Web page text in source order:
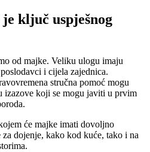
ključ uspješnog
od majke. Veliku ulogu imaju
i cijela zajednica.
stručna pomoć mogu
izazove koji se mogu javiti u prvim
će majke imati dovoljno
dojenje, kako kod kuće, tako i na